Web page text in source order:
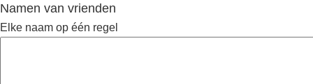
Namen van vrienden
Elke naam op één regel